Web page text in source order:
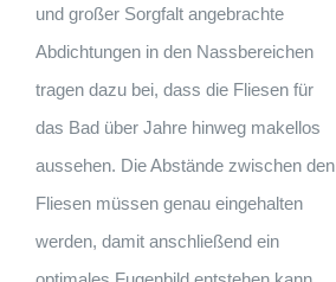
und großer Sorgfalt angebrachte
Abdichtungen in den Nassbereichen
tragen dazu bei, dass die Fliesen für
das Bad über Jahre hinweg makellos
aussehen. Die Abstände zwischen den
Fliesen müssen genau eingehalten
werden, damit anschließend ein